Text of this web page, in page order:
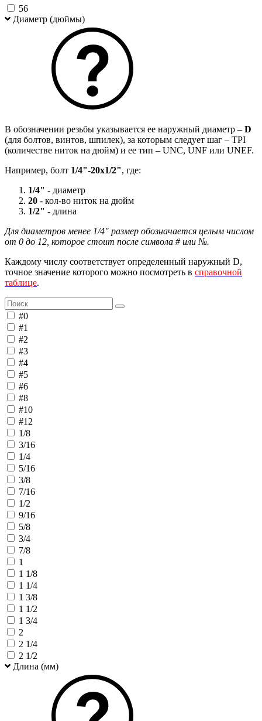
56
Диаметр (дюймы)
В обозначении резьбы указывается ее наружный диаметр – D
(для болтов, винтов, шпилек), за которым следует шаг – TPI
(количестве ниток на дюйм) и ее тип – UNC, UNF или UNEF.
Например, болт 1/4"-20х1/2", где:
1/4" - диаметр
20 - кол-во ниток на дюйм
1/2" - длина
Для диаметров менее 1/4" размер обозначается целым числом
от 0 до 12, которое стоит после символа # или №.
Каждому числу соответствует определенный наружный D,
точное значение которого можно посмотреть в справочной
таблице.
#0
#1
#2
#3
#4
#5
#6
#8
#10
#12
1/8
3/16
1/4
5/16
3/8
7/16
1/2
9/16
5/8
3/4
7/8
1
1 1/8
1 1/4
1 3/8
1 1/2
1 3/4
2
2 1/4
2 1/2
Длина (мм)